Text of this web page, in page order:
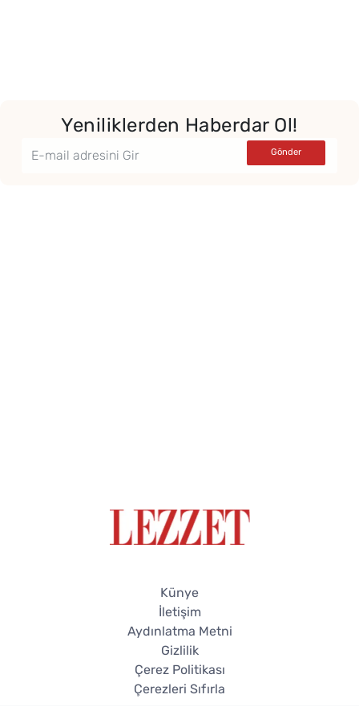
Yeniliklerden Haberdar Ol!
Künye
İletişim
Aydınlatma Metni
Gizlilik
Çerez Politikası
Çerezleri Sıfırla